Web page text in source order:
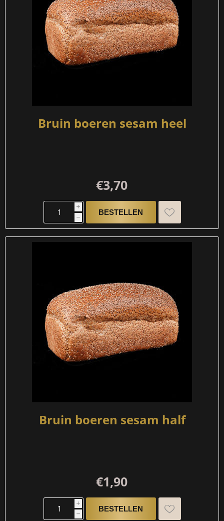
Bruin boeren sesam heel
€3,70
i
h
Bruin boeren sesam half
€1,90
i
h